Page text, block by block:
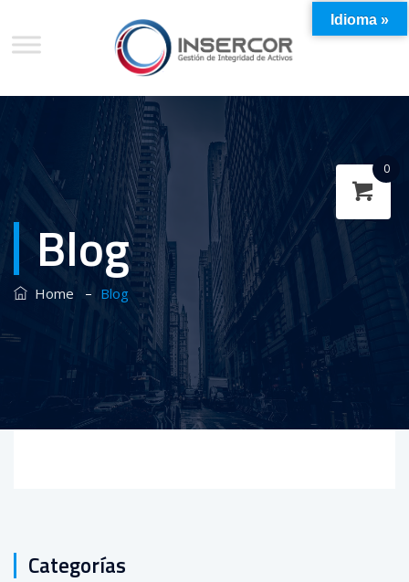
Blog
Home – Blog
Categorías
Idioma »
0